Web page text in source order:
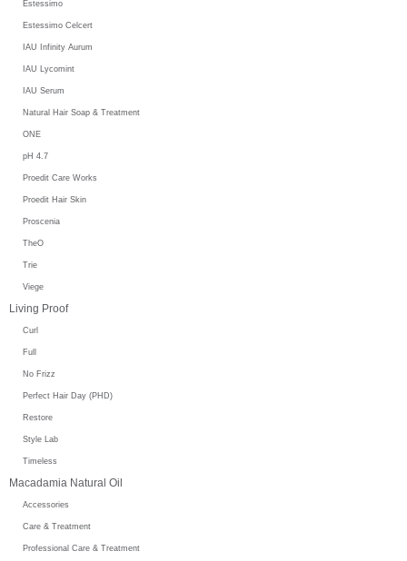
Estessimo
Estessimo Celcert
IAU Infinity Aurum
IAU Lycomint
IAU Serum
Natural Hair Soap & Treatment
ONE
pH 4.7
Proedit Care Works
Proedit Hair Skin
Proscenia
TheO
Trie
Viege
Living Proof
Curl
Full
No Frizz
Perfect Hair Day (PHD)
Restore
Style Lab
Timeless
Macadamia Natural Oil
Accessories
Care & Treatment
Professional Care & Treatment